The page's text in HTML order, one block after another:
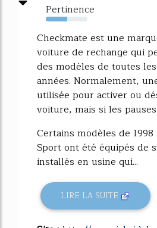
Pertinence
52%
Checkmate est une
voiture de rechange qui
des modèles de toutes
années. Normalement,
utilisée pour activer ou
voiture, mais si les
Certains modèles de
Sport ont été équipés de
installés en usine qui...
LIRE LA SUITE